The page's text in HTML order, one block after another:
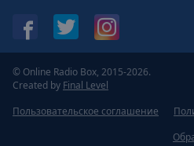
© Online Radio Box, 2015-2026.
Created by Final Level
Пользовательское соглашение